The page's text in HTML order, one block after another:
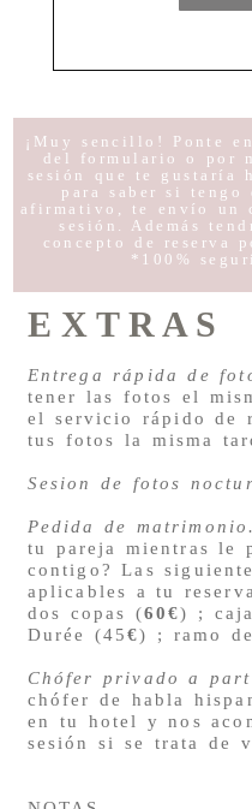
¡Muy sencillo! Ponte
del formulario o por
sesión que te gustaría
para saber si
afirmativo, te envío un
sesión. Además
concepto de reserva
*100%
E X T R A S
Entrega rápida de
tener las fotos el
el servicio rápido de
tus fotos la misma
Sesion de fotos
Pedida de
tu pareja mientras le
contigo? Las
aplicables a tu
dos copas (60€) ;
Durée (45€) ; ramo
Chófer privado a
chófer de habla
en tu hotel y nos
sesión si se trata de